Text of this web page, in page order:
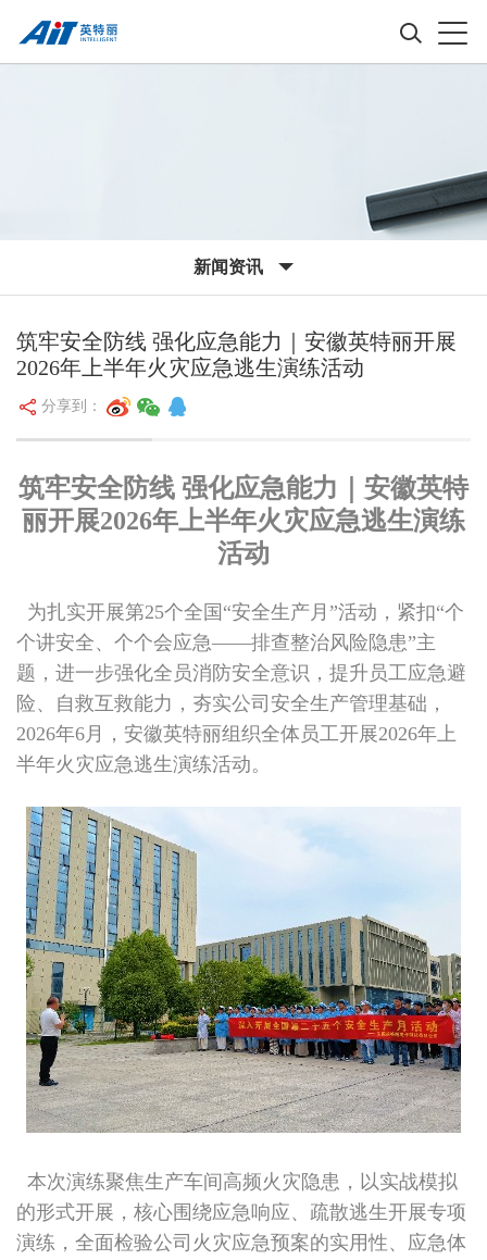
新闻资讯
筑牢安全防线 强化应急能力｜安徽英特丽开展
2026年上半年火灾应急逃生演练活动
分享到：
筑牢安全防线 强化应急能力｜安徽英特
丽开展2026年上半年火灾应急逃生演练
活动
为扎实开展第25个全国“安全生产月”活动，紧扣“个
个讲安全、个个会应急——排查整治风险隐患”主
题，进一步强化全员消防安全意识，提升员工应急避
险、自救互救能力，夯实公司安全生产管理基础，
2026年6月，安徽英特丽组织全体员工开展2026年上
半年火灾应急逃生演练活动。
本次演练聚焦生产车间高频火灾隐患，以实战模拟
的形式开展，核心围绕应急响应、疏散逃生开展专项
演练，全面检验公司火灾应急预案的实用性、应急体